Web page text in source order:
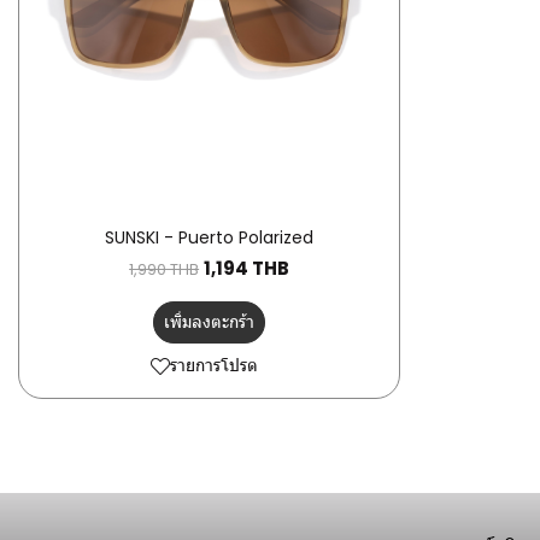
SUNSKI - Puerto Polarized
1,990 THB 1,194 THB
เพิ่มลงตะกร้า
รายการโปรด